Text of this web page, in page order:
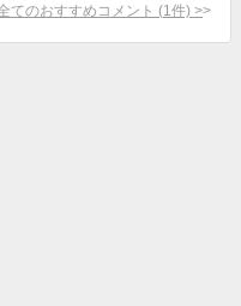
てのおすすめコメント (1 件) >